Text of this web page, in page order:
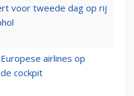
voor tweede dag op rij
airlines op
cockpit